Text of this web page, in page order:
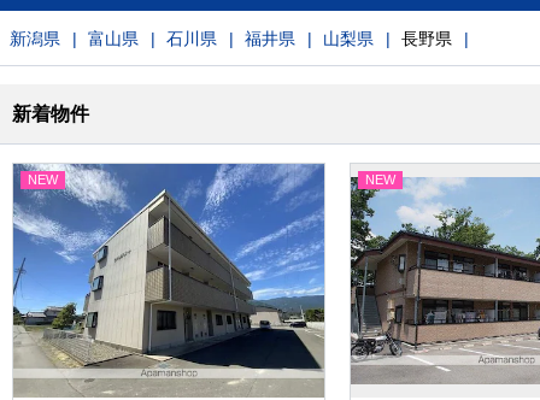
新潟県 富山県 石川県 福井県 山梨県 長野県
新着物件
NEW NEW